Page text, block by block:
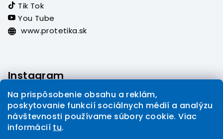
Na prispôsobenie obsahu a reklám,
poskytovanie funkcií sociálnych médií a analýzu
návštevnosti používame súbory cookie. Viac
informácií tu.
Tik Tok
You Tube
www.protetika.sk
Instagram